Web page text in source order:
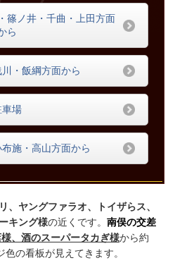
篠ノ井・千曲・上田方面
ら
・飯綱方面から
車場
施・高山方面から
、ヤングファラオ、トイザらス、
キング様の近くです。 南俣の交差
、酒のスーパータカぎ様から約
の看板が見えてきます。